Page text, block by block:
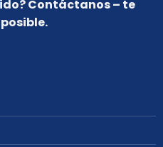
Contáctanos – te